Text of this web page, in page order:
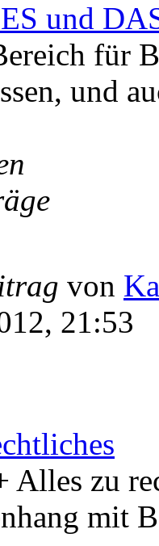
und
für
und
von
21:53
Alles zu
mit